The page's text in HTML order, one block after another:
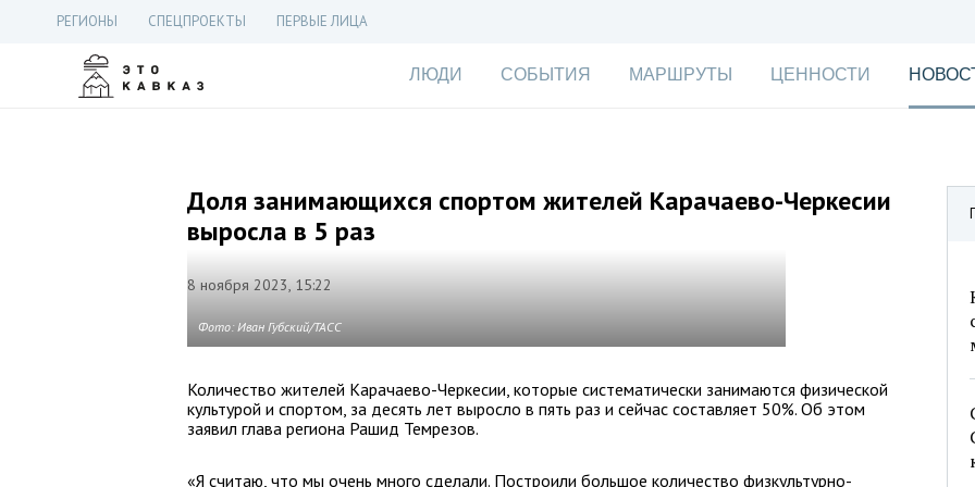
РЕГИОНЫ СПЕЦПРОЕКТЫ ПЕРВЫЕ ЛИЦА
ЛЮДИ СОБЫТИЯ МАРШРУТЫ ЦЕННОСТИ
Доля занимающихся спортом жителей Карачаево-Черкесии
выросла в 5 раз
8 ноября 2023, 15:22
Фото: Иван Губский/ТАСС
Количество жителей Карачаево-Черкесии, которые систематически занимаются физической
культурой и спортом, за десять лет выросло в пять раз и сейчас составляет 50%. Об этом
заявил глава региона Рашид Темрезов.
«Я считаю, что мы очень много сделали. Построили большое количество физкультурно-